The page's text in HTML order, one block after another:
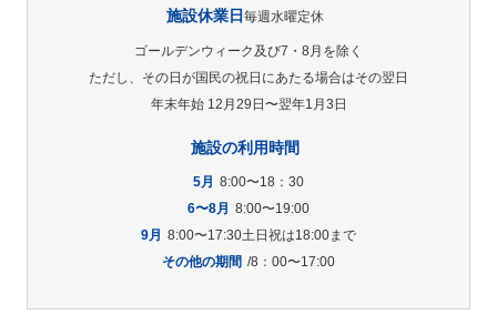
施設休業日毎週水曜定休
ゴールデンウィーク及び7・8月を除く
ただし、その日が国民の祝日にあたる場合はその翌日
年末年始 12月29日〜翌年1月3日
施設の利用時間
5月 8:00〜18：30
6〜8月 8:00〜19:00
9月 8:00〜17:30土日祝は18:00まで
その他の期間 /8：00〜17:00